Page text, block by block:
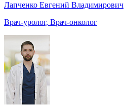
Лапченко Евгений Владимирович
Врач-уролог, Врач-онколог